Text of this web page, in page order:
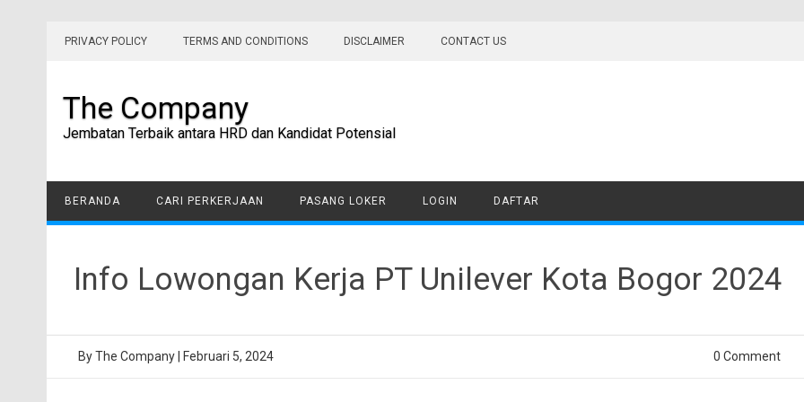
PRIVACY POLICY TERMS AND CONDITIONS DISCLAIMER CONTACT US
The Company
Jembatan Terbaik antara HRD dan Kandidat Potensial
BERANDA CARI PERKERJAAN PASANG LOKER LOGIN DAFTAR
Info Lowongan Kerja PT Unilever Kota Bogor 2024
ByThe Company Februari 5, 2024 0 Comment